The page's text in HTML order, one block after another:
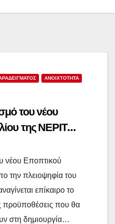
ΑΝΟΙΧΤΌΤΗΤΑ
του νέου
της ΝΕΡΙΤ…
νέου Εποπτικού
την πλειοψηφία του
επίκαιρο το
προϋποθέσεις που θα
στη δημιουργία…